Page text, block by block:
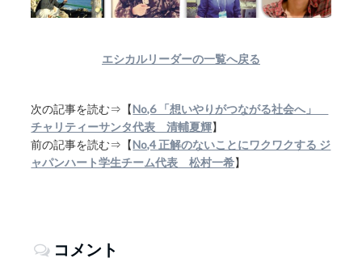
エシカルリーダーの一覧へ戻る
次の記事を読む⇒【No,6 「想いやりがつながる社会へ」
チャリティーサンタ代表 清輔夏輝】
前の記事を読む⇒【No,4 正解のないことにワクワクする ジ
ャパンハート学生チーム代表 松村一希】
コメント